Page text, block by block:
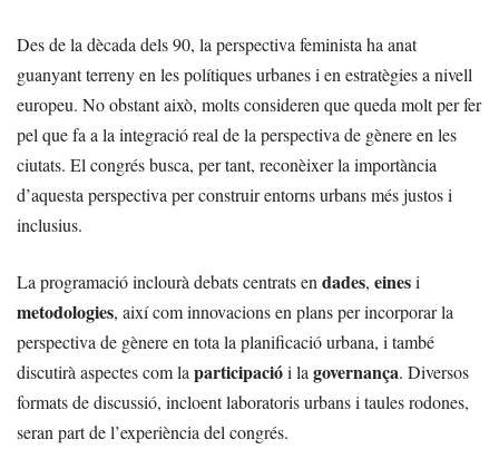
Des de la dècada dels 90, la perspectiva feminista ha anat
guanyant terreny en les polítiques urbanes i en estratègies a nivell
europeu. No obstant això, molts consideren que queda molt per fer
pel que fa a la integració real de la perspectiva de gènere en les
ciutats. El congrés busca, per tant, reconèixer la importància
d’aquesta perspectiva per construir entorns urbans més justos i
inclusius.
La programació inclourà debats centrats en dades, einesi
metodologies, així com innovacions en plans per incorporar la
perspectiva de gènere en tota la planificació urbana, i també
discutirà aspectes com la participaciói la governança. Diversos
formats de discussió, incloent laboratoris urbans i taules rodones,
seran part de l’experiència del congrés.